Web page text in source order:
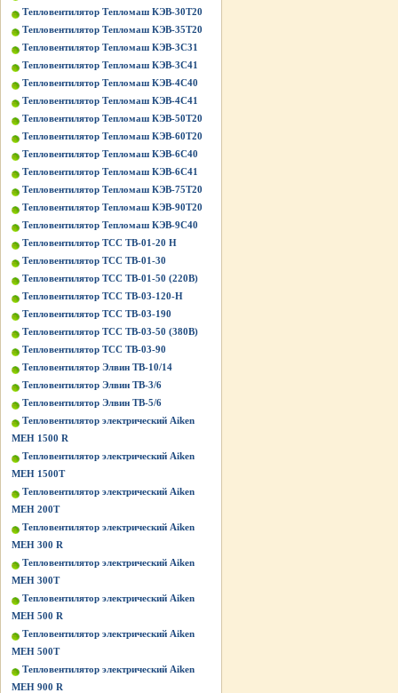
Тепловентилятор Тепломаш КЭВ-30Т20
Тепловентилятор Тепломаш КЭВ-35Т20
Тепловентилятор Тепломаш КЭВ-3С31
Тепловентилятор Тепломаш КЭВ-3С41
Тепловентилятор Тепломаш КЭВ-4С40
Тепловентилятор Тепломаш КЭВ-4С41
Тепловентилятор Тепломаш КЭВ-50Т20
Тепловентилятор Тепломаш КЭВ-60Т20
Тепловентилятор Тепломаш КЭВ-6С40
Тепловентилятор Тепломаш КЭВ-6С41
Тепловентилятор Тепломаш КЭВ-75Т20
Тепловентилятор Тепломаш КЭВ-90Т20
Тепловентилятор Тепломаш КЭВ-9С40
Тепловентилятор ТСС ТВ-01-20 Н
Тепловентилятор ТСС ТВ-01-30
Тепловентилятор ТСС ТВ-01-50 (220В)
Тепловентилятор ТСС ТВ-03-120-Н
Тепловентилятор ТСС ТВ-03-190
Тепловентилятор ТСС ТВ-03-50 (380В)
Тепловентилятор ТСС ТВ-03-90
Тепловентилятор Элвин ТВ-10/14
Тепловентилятор Элвин ТВ-3/6
Тепловентилятор Элвин ТВ-5/6
Тепловентилятор электрический Aiken
MEH 1500 R
Тепловентилятор электрический Aiken
MEH 1500T
Тепловентилятор электрический Aiken
MEH 200T
Тепловентилятор электрический Aiken
MEH 300 R
Тепловентилятор электрический Aiken
MEH 300T
Тепловентилятор электрический Aiken
MEH 500 R
Тепловентилятор электрический Aiken
MEH 500T
Тепловентилятор электрический Aiken
MEH 900 R